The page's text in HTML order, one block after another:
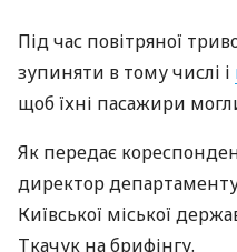
Під час повітряної
зупиняти в тому числі і
щоб їхні пасажири
Як передає
директор
Київської міської
Ткачук на брифінгу.